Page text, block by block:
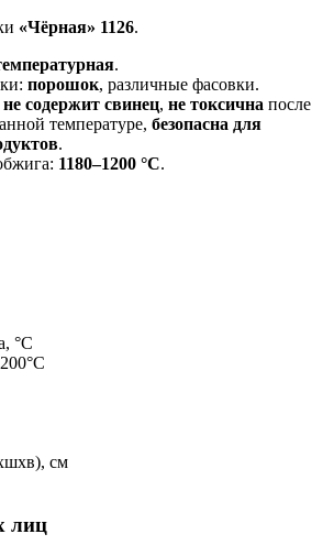
«Чёрная» 1126.
.
порошок, различные фасовки.
не содержит свинец, не токсична после
температуре, безопасна для
.
1180–1200 °C.
°C
см
лиц